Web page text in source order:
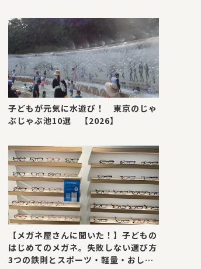
子どもが元気に水遊び！ 東京のじゃ
ぶじゃぶ池10選 【2026】
【メガネ屋さんに聞いた！】子どもの
はじめてのメガネ。失敗しない選び方
3つの鉄則とスポーツ・軽量・おしゃ